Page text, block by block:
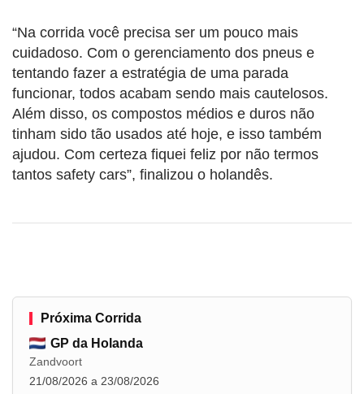
“Na corrida você precisa ser um pouco mais
cuidadoso. Com o gerenciamento dos pneus e
tentando fazer a estratégia de uma parada
funcionar, todos acabam sendo mais cautelosos.
Além disso, os compostos médios e duros não
tinham sido tão usados até hoje, e isso também
ajudou. Com certeza fiquei feliz por não termos
tantos safety cars”, finalizou o holandês.
Próxima Corrida
GP da Holanda
Zandvoort
21/08/2026 a 23/08/2026